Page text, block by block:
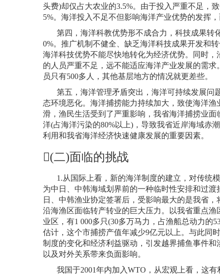
头费)却仅占大农业的3.5%。由于投入严重不足，
5%。海洋投入不足不但影响海洋产业优势的发挥
第四，海洋科教优势形不成合力，科技成果转
0%。推广机制不健全、缺乏海洋科技成果开发和
海洋科技优势不能尽快地转化为经济优势。同时
的人员严重不足，远不能适应海洋产业发展的需
员只有500多人，其他基层地方的情况就更差些。
第五，海洋管理矛盾突出，海洋可持续发展问
态环境恶化。海洋捕捞能力持续加大，致使海洋
滑，渔民生活受到了严重影响，我省海洋捕捞业
洋(占海洋污染的80%以上) ，导致我省近岸海域赤
利用和我省海洋经济快速健康发展的重要因素。
(二)面临的挑战
1.从国际上看，新的海洋制度的建立，对传统
为中日、中韩海域划界前的一种临时性安排和过
日、中韩渔业协定签署后，受影响最大的是我省，
沿海渔区面临转产转业的巨大压力。以我省重点
业区，有1 000多只(30多万马力，占渔船总动力的
估计，这个市捕捞产值年减少9亿元以上。与此同
制度的变化和经济利益驱动，引发越界捕鱼事件
以及对外关系带来负面影响。
我国于2001年内加入WTO ，从宏观上看，这